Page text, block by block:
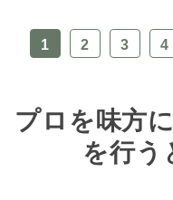
1 2 3 4
プロを味方
を行う